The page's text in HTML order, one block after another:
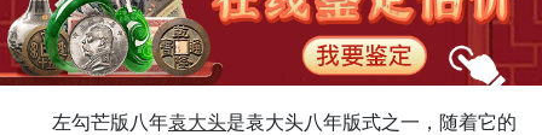
左勾芒版八年袁大头是袁大头八年版式之一，随着它的